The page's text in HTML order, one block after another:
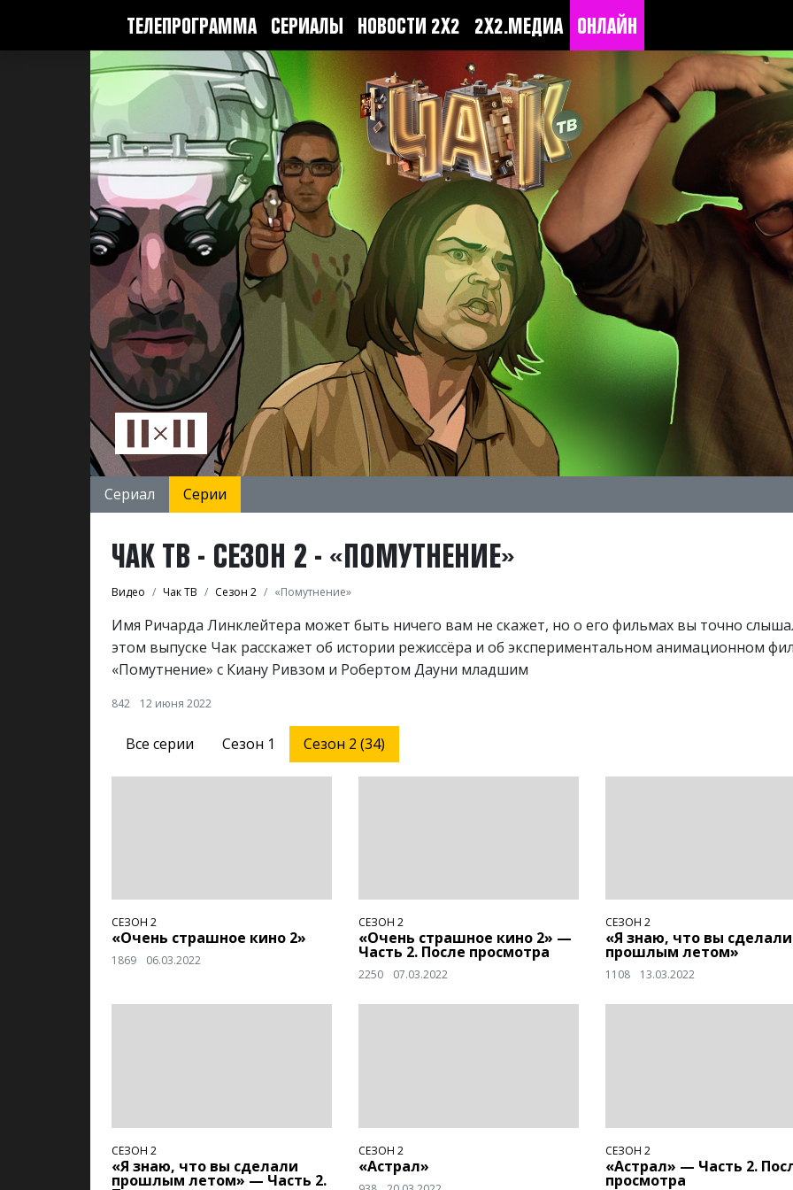
ТЕЛЕПРОГРАММА СЕРИАЛЫ НОВОСТИ 2Х2 2Х2.МЕДИА ОНЛАЙН
Сериал Серии
ЧАК ТВ - СЕЗОН 2 - «ПОМУТНЕНИЕ»
Видео Чак ТВ Сезон 2 «Помутнение»
Имя Ричарда Линклейтера может быть ничего вам не скажет, но о его фильмах вы точно
этом выпуске Чак расскажет об истории режиссёра и об экспериментальном анимационном
«Помутнение» с Киану Ривзом и Робертом Дауни младшим
842 12 июня 2022
Все серии Сезон 1 Сезон 2 (34)
СЕЗОН 2
«Очень страшное кино 2»
1869 06.03.2022
СЕЗОН 2
«Очень страшное кино 2» —
Часть 2. После просмотра
2250 07.03.2022
СЕЗОН 2
«Я знаю, что вы сделали
прошлым летом»
1108 13.03.2022
СЕЗОН 2
«Я знаю, что вы сделали
прошлым летом» — Часть 2.
СЕЗОН 2
«Астрал»
СЕЗОН 2
«Астрал» — Часть 2.
просмотра